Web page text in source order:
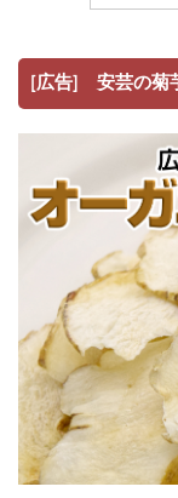
[広告] 安芸の菊